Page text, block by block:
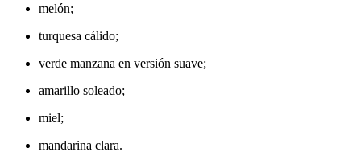
melón;
turquesa cálido;
verde manzana en versión suave;
amarillo soleado;
miel;
mandarina clara.